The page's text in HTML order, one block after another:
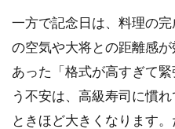
一方で記念日は、料理の
の空気や大将との距離感
あった「格式が高すぎて
う不安は、高級寿司に慣
ときほど大きくなります